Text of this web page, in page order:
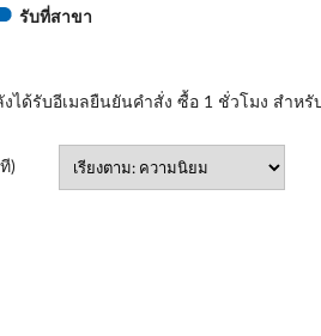
รับที่สาขา
ได้รับอีเมลยืนยันคำสั่ง ซื้อ 1 ชั่วโมง สำห
)